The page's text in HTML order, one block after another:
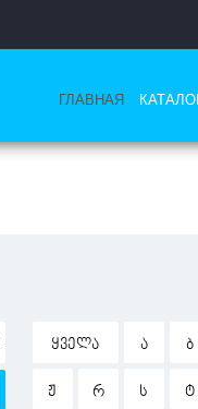
ГЛАВНАЯ
ᲧᲕᲔᲚᲐ Ა Ბ
Ჟ Რ Ს Ტ